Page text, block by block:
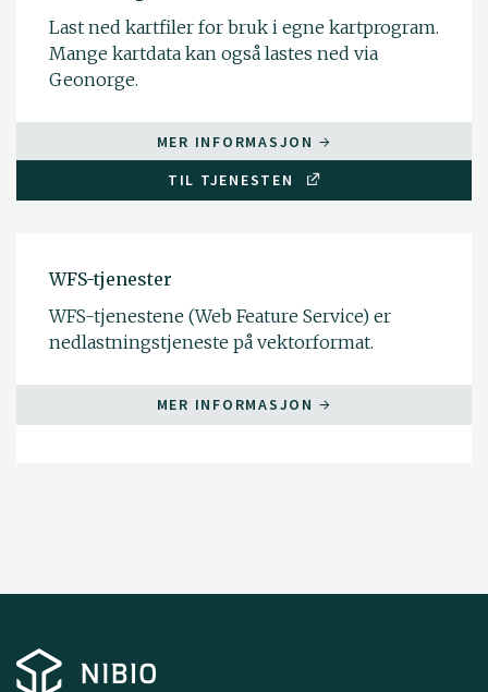
Last ned kartfiler for bruk i egne kartprogram.
Mange kartdata kan også lastes ned via
Geonorge.
MER INFORMASJON
TIL TJENESTEN
WFS-tjenester
WFS-tjenestene (Web Feature Service) er
nedlastningstjeneste på vektorformat.
MER INFORMASJON